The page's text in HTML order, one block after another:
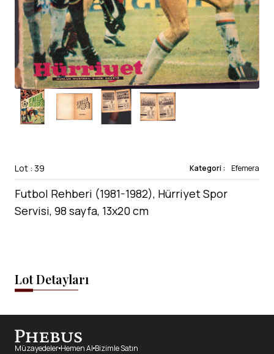
Lot : 39 Kategori : Efemera
Futbol Rehberi (1981-1982), Hürriyet Spor
Servisi, 98 sayfa, 13x20 cm
Lot Detayları
Müzayedeler Hemen Al Bizimle Satın